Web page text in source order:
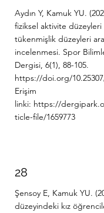
Aydın Y, Kamuk YU.
fiziksel aktivite düzeyleri
tükenmişlik düzeyleri
incelenmesi. Spor
Dergisi, 6(1), 88-105.
https://doi.org/
Erişim
linki: https://
ticle-file/1659773
28
Şensoy E, Kamuk YU.
düzeyindeki kız